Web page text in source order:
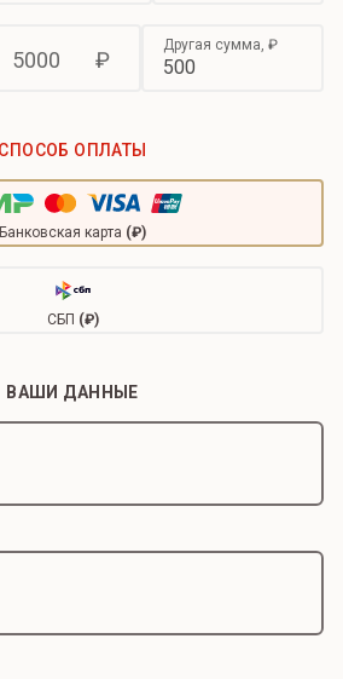
5000 ₽
Другая сумма, ₽
СПОСОБ ОПЛАТЫ
Банковская карта (₽)
СБП (₽)
ВАШИ ДАННЫЕ